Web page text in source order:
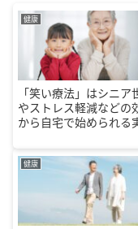
健康
「笑い療法」はシニ
やストレス軽減などの
から自宅で始められる
健康